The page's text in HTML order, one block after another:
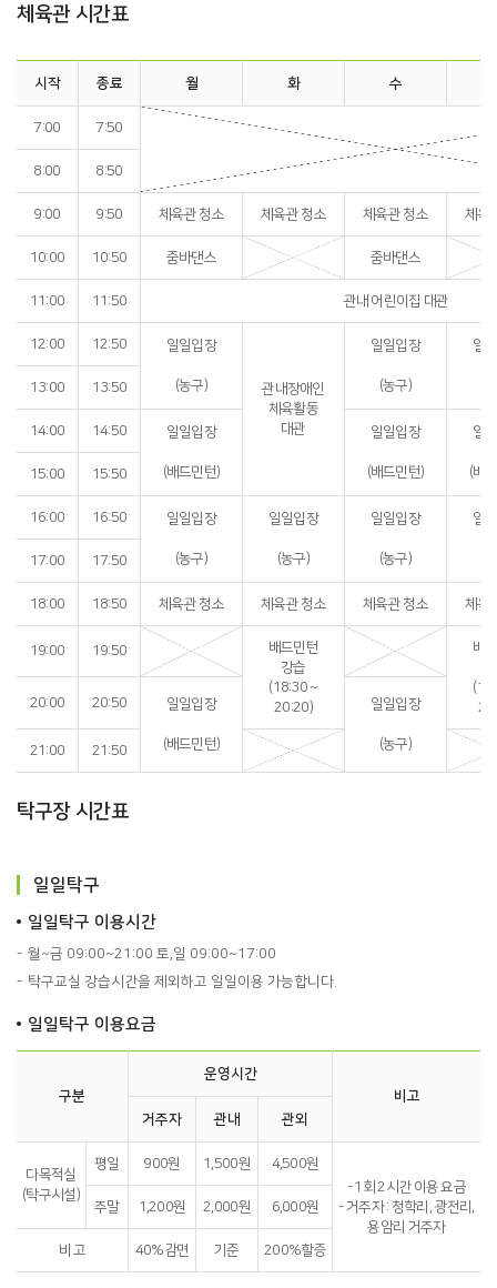
체육관 시간표
시작 종료 월 화 수
7:00 7:50
8:00 8:50
9:00 9:50 체육관 청소 체육관 청소 체육관 청소 체육
10:00 10:50 줌바댄스 줌바댄스
11:00 11:50 관내 어린이집 대관
12:00 12:50 일일입장
(농구)
관내장애인
체육활동
대관
일일입장
(농구)
일
13:00 13:50
14:00 14:50 일일입장
(배드민턴)
일일입장
(배드민턴)
일
(배
15:00 15:50
16:00 16:50 일일입장
(농구)
일일입장
(농구)
일일입장
(농구)
일
17:00 17:50
18:00 18:50 체육관 청소 체육관 청소 체육관 청소 체육
19:00 19:50
배드민턴
강습
(18:30 ~
20:20)
배
20:00 20:50 일일입장
(배드민턴)
일일입장
(농구)
21:00 21:50
탁구장 시간표
일일탁구
일일탁구 이용시간
월~금 09:00~21:00 토,일 09:00~17:00
탁구교실 강습시간을 제외하고 일일이용 가능합니다.
일일탁구 이용요금
구분
운영시간
비고
거주자
관내 관외
다목적실
(탁구시설)
평일 900원 1,500원
4,500원
- 1회 2시간 이용 요금
- 거주자 : 청학리, 광전리,
용암리 거주자
주말 1,200원 2,000원 6,000원
비 고 40%감면 기준 200%할증